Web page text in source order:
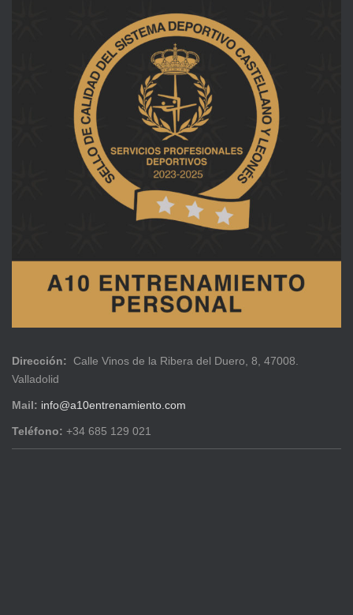
Dirección: Calle Vinos de la Ribera del Duero, 8, 47008.
Valladolid
Mail: info@a10entrenamiento.com
Teléfono: +34 685 129 021